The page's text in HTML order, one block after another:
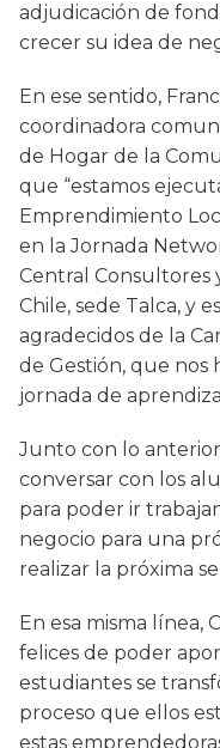
adjudicación de
crecer su idea de
En ese sentido,
coordinadora
de Hogar de la
que “estamos
Emprendimiento
en la Jornada
Central Consultores
Chile, sede Talca, y
agradecidos de la
de Gestión, que nos
jornada de
Junto con lo
conversar con los
para poder ir
negocio para una
realizar la próxima
En esa misma línea,
felices de poder
estudiantes se
proceso que ellos
estas